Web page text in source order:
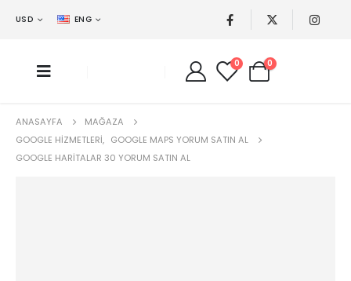
USD ENG
0 0
ANASAYFA
MAĞAZA
GOOGLE HIZMETLERI, GOOGLE MAPS YORUM SATIN AL
GOOGLE HARITALAR 30 YORUM SATIN AL